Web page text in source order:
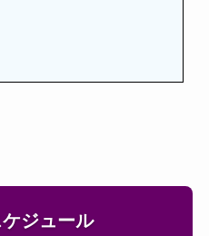
ジュール